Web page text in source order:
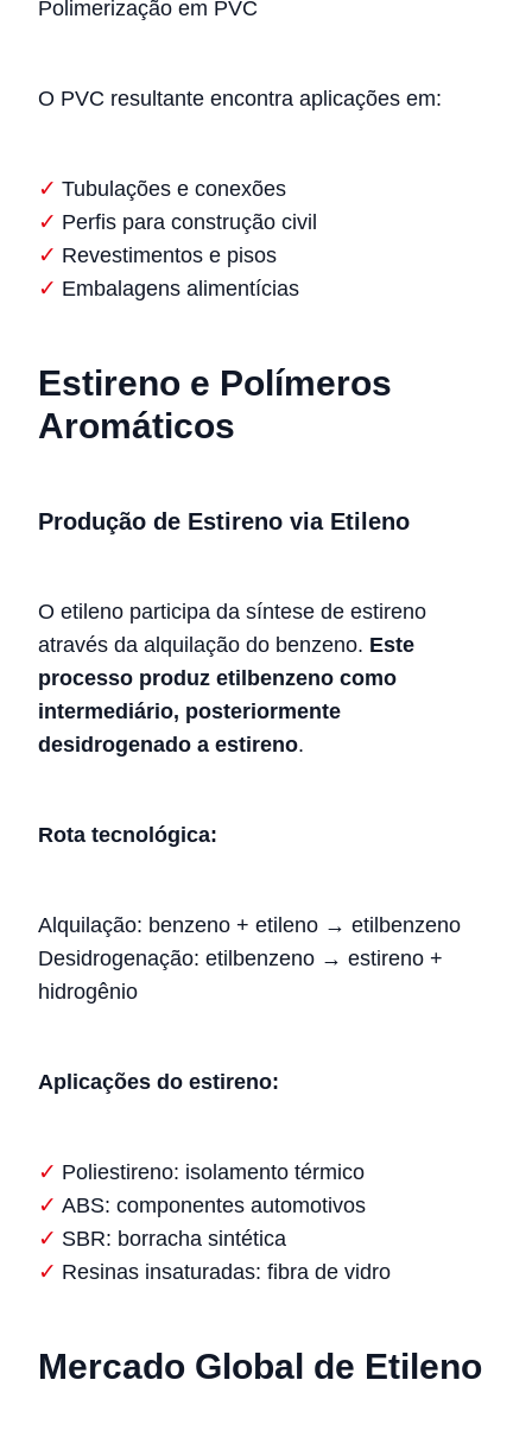
Polimerização em PVC
O PVC resultante encontra aplicações em:
Tubulações e conexões
Perfis para construção civil
Revestimentos e pisos
Embalagens alimentícias
Estireno e Polímeros
Aromáticos
Produção de Estireno via Etileno
O etileno participa da síntese de estireno
através da alquilação do benzeno. Este
processo produz etilbenzeno como
intermediário, posteriormente
desidrogenado a estireno.
Rota tecnológica:
Alquilação: benzeno + etileno → etilbenzeno
Desidrogenação: etilbenzeno → estireno +
hidrogênio
Aplicações do estireno:
Poliestireno: isolamento térmico
ABS: componentes automotivos
SBR: borracha sintética
Resinas insaturadas: fibra de vidro
Mercado Global de Etileno